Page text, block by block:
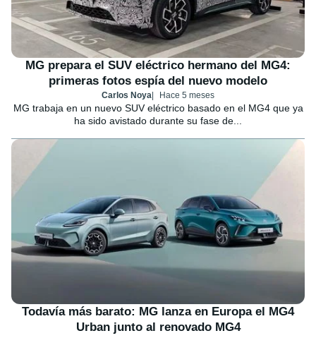
MG prepara el SUV eléctrico hermano del MG4:
primeras fotos espía del nuevo modelo
Carlos Noya Hace 5 meses
MG trabaja en un nuevo SUV eléctrico basado en el MG4 que ya
ha sido avistado durante su fase de...
Todavía más barato: MG lanza en Europa el MG4
Urban junto al renovado MG4